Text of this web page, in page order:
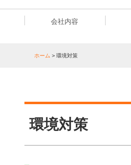
会社内容
ホーム > 環境対策
環境対策